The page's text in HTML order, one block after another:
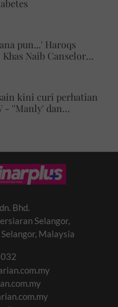
pun...' Haroqs
Naib Canselor
kini curi perhatian
- ''Manly' dan
Bhd.
Selangor,
Malaysia